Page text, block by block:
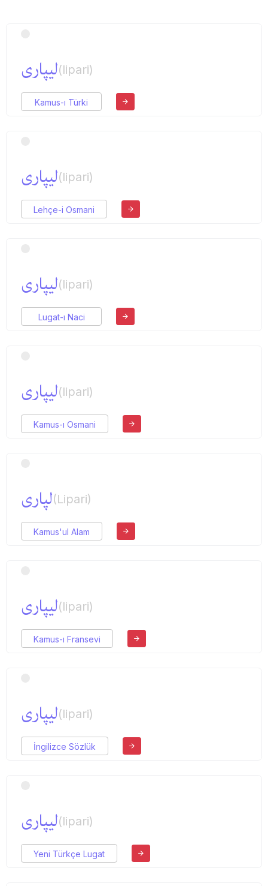
لیپاری(lipari)
Kamus-ı Türki
لیپاری(lipari)
Lehçe-i Osmani
لیپاری(lipari)
Lugat-ı Naci
لیپاری(lipari)
Kamus-ı Osmani
لپاری(Lipari)
Kamus'ul Alam
لیپاری(lipari)
Kamus-ı Fransevi
لیپاری(lipari)
İngilizce Sözlük
لیپاری(lipari)
Yeni Türkçe Lugat